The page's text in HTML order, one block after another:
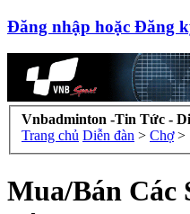
Đăng nhập hoặc Đăng
Vnbadminton -Tin Tức -
Trang chủ Diễn đàn > Chợ >
Mua/Bán Các